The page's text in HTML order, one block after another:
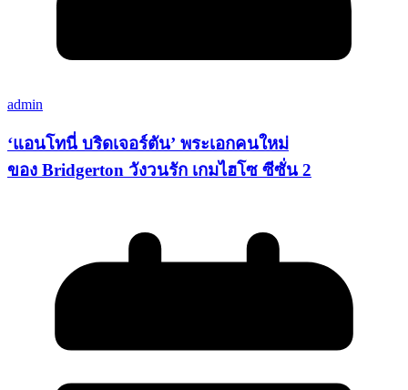
admin
‘แอนโทนี่ บริดเจอร์ตัน’ พระเอกคนใหม่
ของ Bridgerton วังวนรัก เกมไฮโซ ซีซั่น 2